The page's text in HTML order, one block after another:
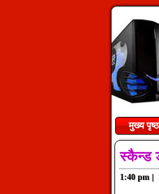
मुख्य पृष्ठ
स्कैन्ड
1:40 pm |